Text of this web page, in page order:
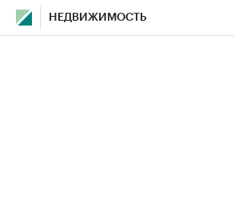
НЕДВИЖИМОСТЬ